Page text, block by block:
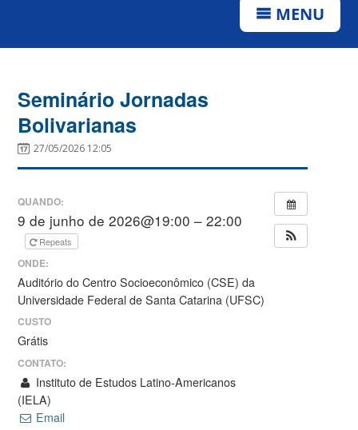
MENU
Seminário Jornadas
Bolivarianas
27/05/2026 12:05
QUANDO:
9 de junho de 2026@19:00 – 22:00
Repeats
ONDE:
Auditório do Centro Socioeconômico (CSE) da
Universidade Federal de Santa Catarina (UFSC)
CUSTO
Grátis
CONTATO:
Instituto de Estudos Latino-Americanos
(IELA)
Email